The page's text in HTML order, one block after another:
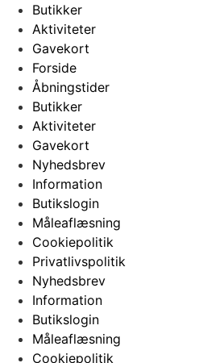
Butikker
Aktiviteter
Gavekort
Forside
Åbningstider
Butikker
Aktiviteter
Gavekort
Nyhedsbrev
Information
Butikslogin
Måleaflæsning
Cookiepolitik
Privatlivspolitik
Nyhedsbrev
Information
Butikslogin
Måleaflæsning
Cookiepolitik